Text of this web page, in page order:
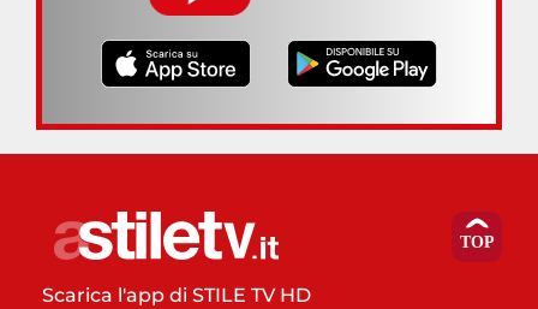
Scarica l'app di STILE TV HD